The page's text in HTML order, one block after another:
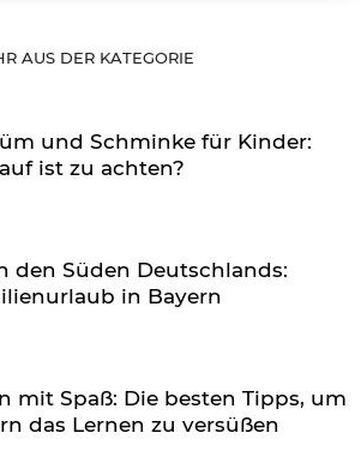
AUS DER KATEGORIE
und Schminke für Kinder:
ist zu achten?
den Süden Deutschlands:
in Bayern
mit Spaß: Die besten Tipps, um
das Lernen zu versüßen